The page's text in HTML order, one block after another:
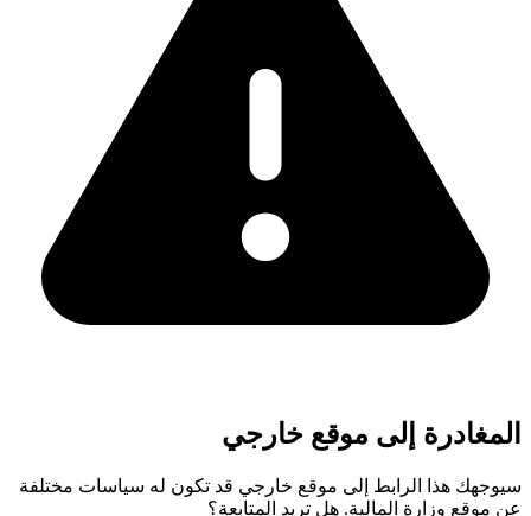
المغادرة إلى موقع خارجي
سيوجهك هذا الرابط إلى موقع خارجي قد تكون له سياسات مختلفة
عن موقع وزارة المالية. هل تريد المتابعة؟